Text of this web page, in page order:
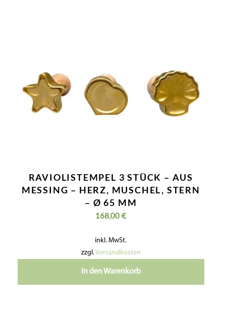
RAVIOLISTEMPEL 3 STÜCK – AUS
MESSING – HERZ, MUSCHEL, STERN
– Ø 65 MM
168,00€
inkl. MwSt.
zzgl.Versandkosten
In den Warenkorb